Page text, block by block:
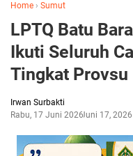
Home › Sumut
LPTQ Batu
Ikuti Seluruh
Tingkat Provsu
Irwan Surbakti
Rabu, 17 Juni 2026Juni 17, 2026